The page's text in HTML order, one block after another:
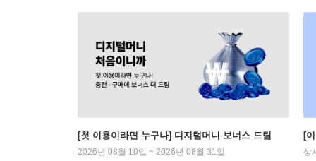
[첫 이용이라면 누구나] 디지털머니 보너스 드림
2026년 08월 10일 ~ 2026년 08월 31일
[
상